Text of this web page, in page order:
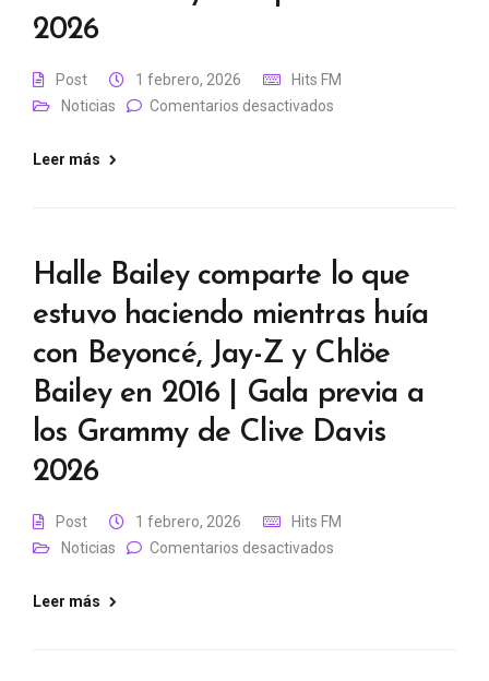
2026
Post 1 febrero, 2026
Hits FM
Noticias
Comentarios desactivados
Leer más
Halle Bailey comparte lo que
estuvo haciendo mientras huía
con Beyoncé, Jay-Z y Chlöe
Bailey en 2016 | Gala previa a
los Grammy de Clive Davis
2026
Post 1 febrero, 2026
Hits FM
Noticias
Comentarios desactivados
Leer más